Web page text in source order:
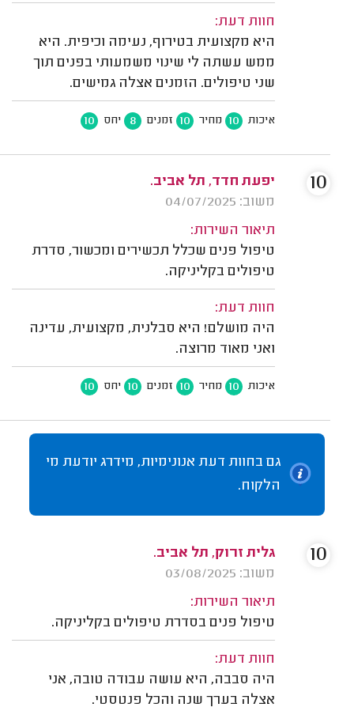
חוות דעת:
היא מקצועית בטירוף, נעימה וכיפית. היא
ממש עשתה לי שינוי משמעותי בפנים תוך
שני טיפולים. הזמנים אצלה גמישים.
איכות 10 מחיר 10 זמנים 8 יחס 10
יפעת חדד, תל אביב.
משוב: 04/07/2025
תיאור השירות:
טיפול פנים שכלל תכשירים ומכשור, סדרת
טיפולים בקליניקה.
חוות דעת:
היה מושלם! היא סבלנית, מקצועית, עדינה
ואני מאוד מרוצה.
איכות 10 מחיר 10 זמנים 10 יחס 10
10
גם בחוות דעת אנונימיות, מידרג יודעת מי
הלקוח.
גלית זרוק, תל אביב.
משוב: 03/08/2025
תיאור השירות:
טיפול פנים בסדרת טיפולים בקליניקה.
חוות דעת:
היה סבבה, היא עושה עבודה טובה, אני
אצלה בערך שנה והכל פנטסטי.
10